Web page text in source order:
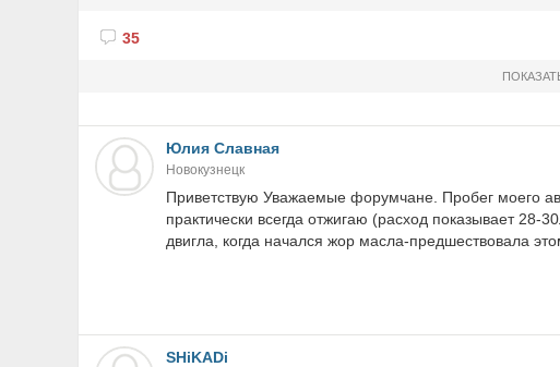
35
Юлия Славная
Новокузнецк
Приветствую Уважаемые форумчане. Пробег моего
практически всегда отжигаю (расход показывает
двигла, когда начался жор масла-предшествовала
SHiKADi